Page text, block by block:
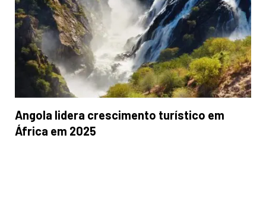
Angola lidera crescimento turístico em
África em 2025